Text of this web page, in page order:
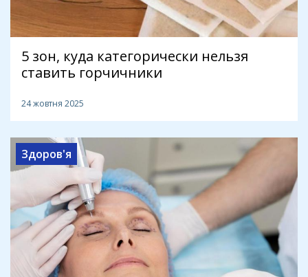
5 зон, куда категорически нельзя
ставить горчичники
24 жовтня 2025
Здоров'я